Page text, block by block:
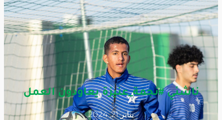
ناشئي #نجمة_عنيزة يعاودون العمل
يناير 21, 2024